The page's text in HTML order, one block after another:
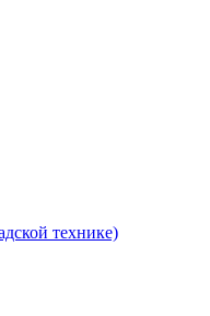
технике)